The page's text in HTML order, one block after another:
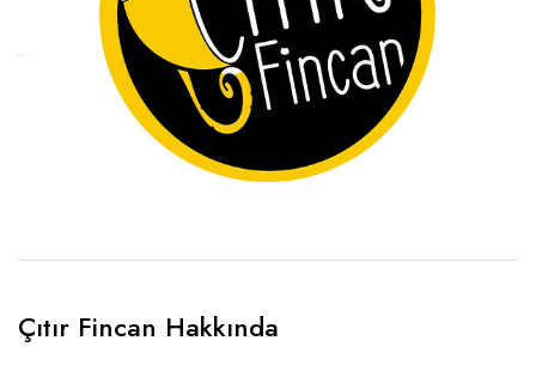
Çıtır Fincan Hakkında